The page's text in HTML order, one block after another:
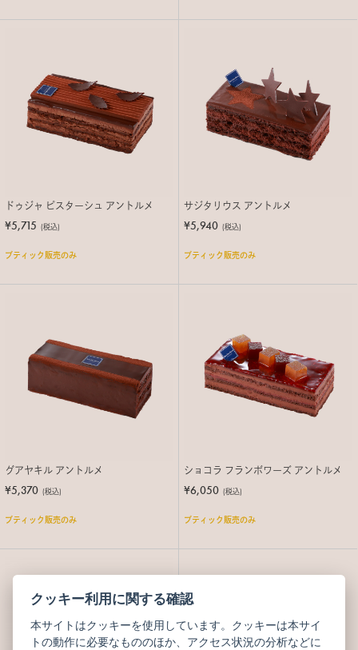
ドゥジャ ピスターシュ アントルメ
¥5,715 (税込)
ブティック販売のみ
サジタリウス アントルメ
¥5,940 (税込)
ブティック販売のみ
グアヤキル アントルメ
¥5,370 (税込)
ブティック販売のみ
ショコラ フランボワーズ アントルメ
¥6,050 (税込)
ブティック販売のみ
クッキー利用に関する確認
本サイトはクッキーを使用しています。クッキーは本サイ
トの動作に必要なもののほか、アクセス状況の分析などに